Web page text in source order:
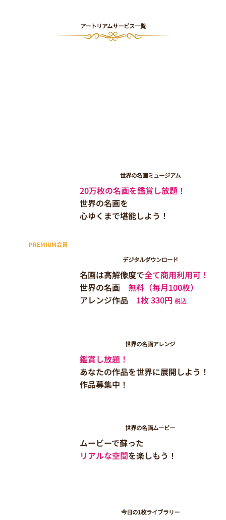
​アートリアムサービス一覧
世界の名画ミュージアム
20万枚の名画を鑑賞し放題！
世界の名画を
心ゆくまで堪能しよう！
デジタルダウンロード
名画は高解像度で全て商用利用可！
世界の名画 無料（毎月100枚）
アレンジ作品 1枚 330円 税込
世界の名画アレンジ
鑑賞し放題！
あなたの作品を世界に展開しよう！
作品募集中！
世界の名画ムービー
ムービーで蘇った​
リアルな空間を楽しもう！
今日の1枚ライブラリー
PREMIUM会員